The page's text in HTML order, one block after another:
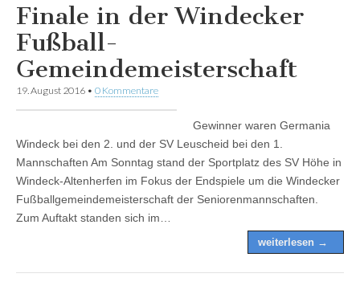
Finale in der Windecker
Fußball-
Gemeindemeisterschaft
19. August 2016 • 0 Kommentare
Gewinner waren Germania
Windeck bei den 2. und der SV Leuscheid bei den 1.
Mannschaften Am Sonntag stand der Sportplatz des SV Höhe in
Windeck-Altenherfen im Fokus der Endspiele um die Windecker
Fußballgemeindemeisterschaft der Seniorenmannschaften.
Zum Auftakt standen sich im…
weiterlesen →